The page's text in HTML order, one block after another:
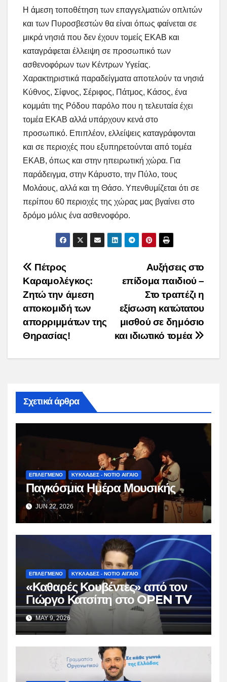
Η άμεση τοποθέτηση των επαγγελματιών οπλιτών
και των Πυροσβεστών θα είναι όπως φαίνεται σε
μικρά νησιά που δεν έχουν τομείς ΕΚΑΒ και
καταγράφεται έλλειψη σε προσωπικό των
ασθενοφόρων των Κέντρων Υγείας.
Χαρακτηριστικά παραδείγματα αποτελούν τα νησιά
Κύθνος, Σίφνος, Σέριφος, Πάτμος, Κάσος, ένα
κομμάτι της Ρόδου παρόλο που η τελευταία έχει
τομέα ΕΚΑΒ αλλά υπάρχουν κενά στο
προσωπικό. Επιπλέον, ελλείψεις καταγράφονται
και σε περιοχές που εξυπηρετούνται από τομέα
ΕΚΑΒ, όπως και στην ηπειρωτική χώρα. Για
παράδειγμα, στην Κάρυστο, την Πύλο, τους
Μολάους, αλλά και τη Θάσο. Υπενθυμίζεται ότι σε
περίπου 60 περιοχές της χώρας μας βγαίνει στο
δρόμο μόλις ένα ασθενοφόρο.
Post
navigation
Αυξήσεις στο
επίδομα παιδιού –
Στο τραπέζι η
εξίσωση κατώτατου
μισθού σε δημόσιο
και ιδιωτικό τομέα
Πέτρος
Καραμολέγκος:
Ζητώ την άμεση
αποκομιδή των
απορριμμάτων της
Θηρασίας!
Σχετικά άρθρα
ΕΠΙΛΕΓΜΕΝΟ ΚΥΚΛΑΔΕΣ - ΝΟΤΙΟ ΑΙΓΑΙΟ
Παγκόσμια Ημέρα Μουσικής
JUN 22, 2026
ΕΠΙΛΕΓΜΕΝΟ ΚΥΚΛΑΔΕΣ - ΝΟΤΙΟ ΑΙΓΑΙΟ
«Καθαρές Κουβέντες» από τον
Γιώργο Κατσίπη στο OPEN TV
MAY 9, 2026